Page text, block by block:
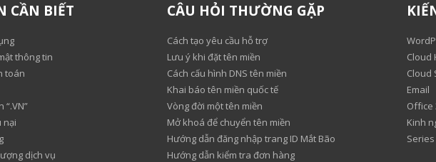
CẦN BIẾT
thông tin
toán
“.VN”
nại
dịch vụ
CÂU HỎI THƯỜNG GẶP
Cách tạo yêu cầu hỗ trợ
Lưu ý khi đặt tên miền
Cách cấu hình DNS tên miền
Khai báo tên miền quốc tế
Vòng đời một tên miền
Mở khoá để chuyển tên miền
Hướng dẫn đăng nhập trang ID Mắt Bão
Hướng dẫn kiểm tra đơn hàng
Cloud
Cloud
Email
Office
Kinh